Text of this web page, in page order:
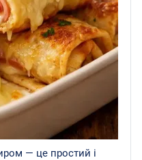
— це простий і